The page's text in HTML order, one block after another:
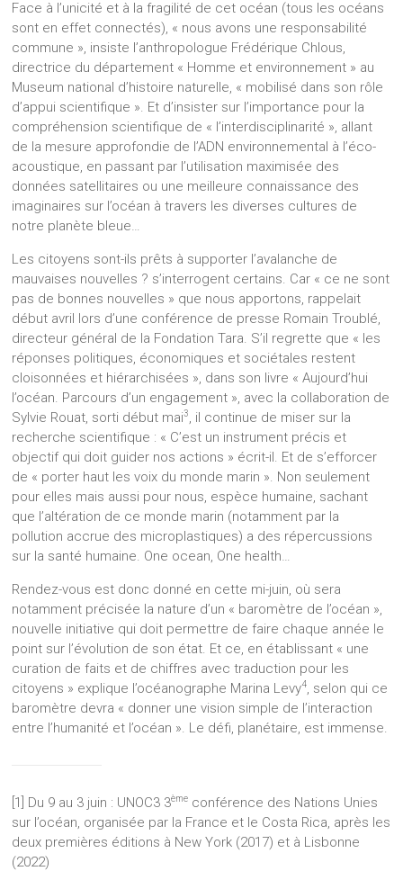
Face à l’unicité et à la fragilité de cet océan (tous les océans
sont en effet connectés), « nous avons une responsabilité
commune », insiste l’anthropologue Frédérique Chlous,
directrice du département « Homme et environnement » au
Museum national d’histoire naturelle, « mobilisé dans son rôle
d’appui scientifique ». Et d’insister sur l’importance pour la
compréhension scientifique de « l’interdisciplinarité », allant
de la mesure approfondie de l’ADN environnemental à l’éco-
acoustique, en passant par l’utilisation maximisée des
données satellitaires ou une meilleure connaissance des
imaginaires sur l’océan à travers les diverses cultures de
notre planète bleue…
Les citoyens sont-ils prêts à supporter l’avalanche de
mauvaises nouvelles ? s’interrogent certains. Car « ce ne sont
pas de bonnes nouvelles » que nous apportons, rappelait
début avril lors d’une conférence de presse Romain Troublé,
directeur général de la Fondation Tara. S’il regrette que « les
réponses politiques, économiques et sociétales restent
cloisonnées et hiérarchisées », dans son livre « Aujourd’hui
l’océan. Parcours d’un engagement », avec la collaboration de
Sylvie Rouat, sorti début mai3
, il continue de miser sur la
recherche scientifique : « C’est un instrument précis et
objectif qui doit guider nos actions » écrit-il. Et de s’efforcer
de « porter haut les voix du monde marin ». Non seulement
pour elles mais aussi pour nous, espèce humaine, sachant
que l’altération de ce monde marin (notamment par la
pollution accrue des microplastiques) a des répercussions
sur la santé humaine. One ocean, One health…
Rendez-vous est donc donné en cette mi-juin, où sera
notamment précisée la nature d’un « baromètre de l’océan »,
nouvelle initiative qui doit permettre de faire chaque année le
point sur l’évolution de son état. Et ce, en établissant « une
curation de faits et de chiffres avec traduction pour les
citoyens » explique l’océanographe Marina Levy4
, selon qui ce
baromètre devra « donner une vision simple de l’interaction
entre l’humanité et l’océan ». Le défi, planétaire, est immense.
[1] Du 9 au 3 juin : UNOC3 3ème conférence des Nations Unies
sur l’océan, organisée par la France et le Costa Rica, après les
deux premières éditions à New York (2017) et à Lisbonne
(2022)